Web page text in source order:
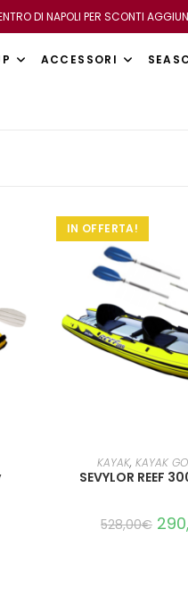
DI NAPOLI PER SCONTI
ACCESSORI
IN OFFERTA!
AGGIUNGI AL
KAYAK, KAYAK
SEVYLOR REEF
528,00€